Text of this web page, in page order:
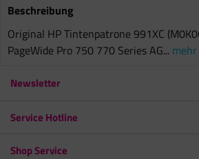
Beschreibung
Original HP Tintenpatrone 991XC
PageWide Pro 750 770 Series AG... mehr
Newsletter
Service Hotline
Shop Service